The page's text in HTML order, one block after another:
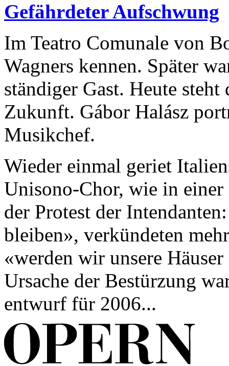
Gefährdeter Aufschwung
Im Teatro Comunale von
Wagners kennen. Später
ständiger Gast. Heute
Zukunft. Gábor Halász
Musikchef.
Wieder einmal geriet
Uni­sono-Chor, wie in
der Protest der
bleiben», verkündeten
«werden wir un­sere
Ursache der Bestürzung
entwurf für 2006...